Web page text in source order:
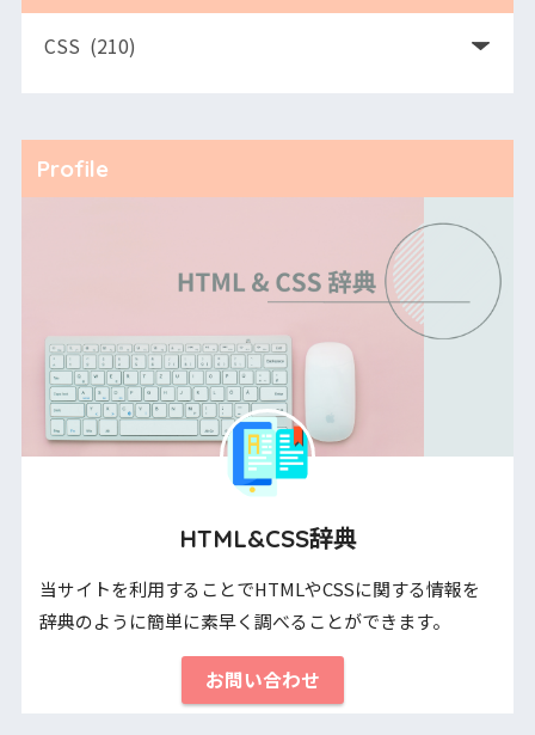
Profile
HTML&CSS辞典
当サイトを利用することでHTMLやCSSに関する情報を
辞典のように簡単に素早く調べることができます。
お問い合わせ